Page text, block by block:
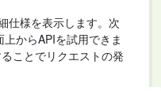
仕様を表示します。次
からAPIを試用できま
ことでリクエストの発